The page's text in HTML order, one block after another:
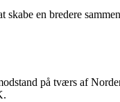
skabe en bredere
på tværs af